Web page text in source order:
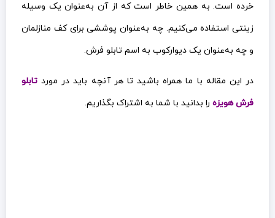
خرده است. به همین خاطر است که از آن به‌عنوان یک وسیله
زینتی استفاده می‌کنیم. چه به‌عنوان پوششی برای کف منازلمان
و چه به‌عنوان یک دیوارکوب به اسم تابلو فرش.
در این مقاله با ما همراه باشید تا هر آنچه باید در مورد تابلو
فرش هویزه را بدانید با شما به اشتراک بگذاریم.